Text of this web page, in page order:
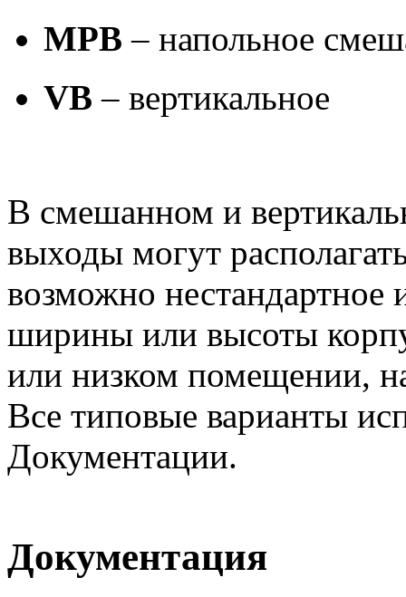
MPB – напольное
VB – вертикальное
В смешанном и
выходы могут
возможно
ширины или высоты
или низком помещении,
Все типовые варианты
Документации.
Документация